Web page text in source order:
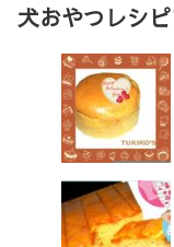
犬おやつレシ